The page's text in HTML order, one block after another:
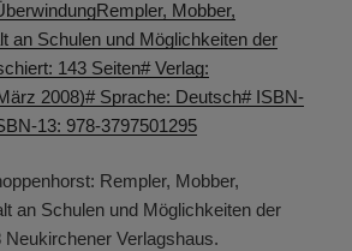
Mobber,
an Schulen und Möglichkeiten der
143 Seiten# Verlag:
2008)# Sprache: Deutsch# ISBN-
13: 978-3797501295
Rempler, Mobber,
an Schulen und Möglichkeiten der
Neukirchener Verlagshaus.